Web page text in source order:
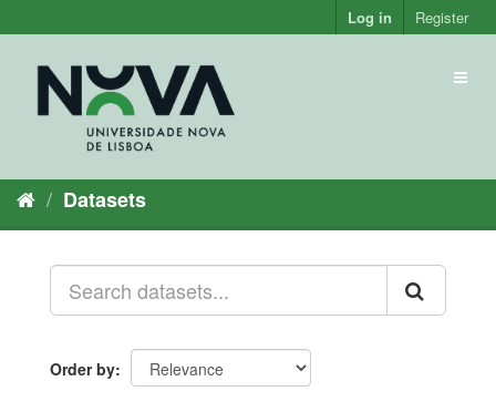
to
Log in Register
Datasets
Order by